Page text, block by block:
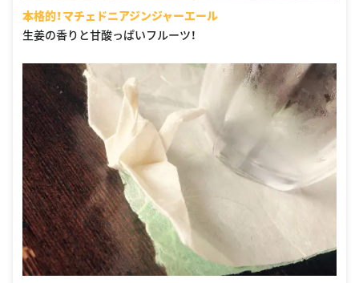
本格的！マチェドニアジンジャーエール
生姜の香りと甘酸っぱいフルーツ！